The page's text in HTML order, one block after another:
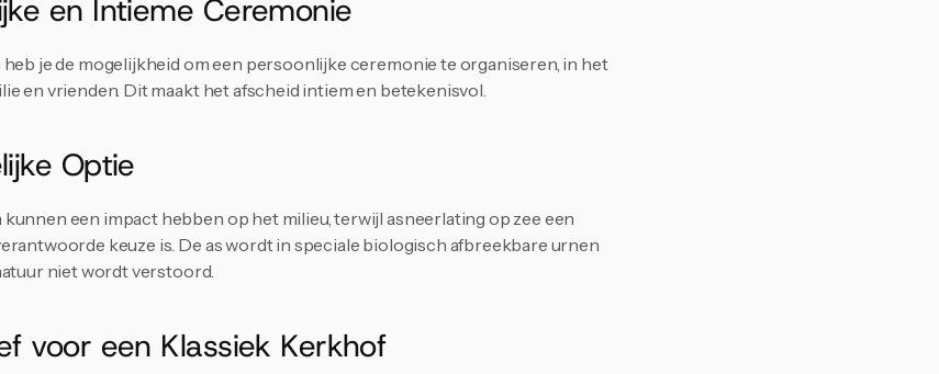
en Intieme Ceremonie
heb je de mogelijkheid om een persoonlijke ceremonie te organiseren, in het
en vrienden. Dit maakt het afscheid intiem en betekenisvol.
Optie
een impact hebben op het milieu, terwijl asneerlating op zee een
keuze is. De as wordt in speciale biologisch afbreekbare urnen
niet wordt verstoord.
voor een Klassiek Kerkhof